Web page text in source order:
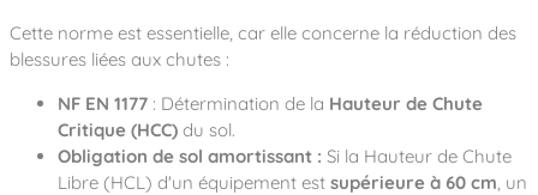
Cette norme est essentielle, car elle concerne la réduction des
blessures liées aux chutes :
NF EN 1177 : Détermination de la Hauteur de Chute
Critique (HCC) du sol.
Obligation de sol amortissant : Si la Hauteur de Chute
Libre (HCL) d'un équipement est supérieure à 60 cm , un